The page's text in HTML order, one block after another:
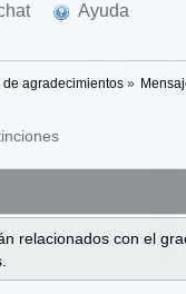
Ayuda
de agradecimientos»
relacionados con el